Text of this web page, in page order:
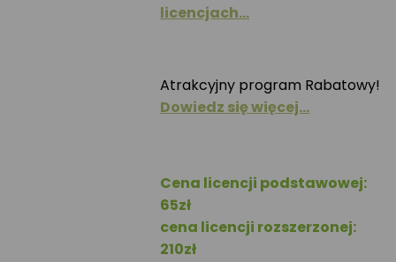
licencjach…
Atrakcyjny program Rabatowy!
Dowiedz się więcej…
Cena licencji podstawowej:
65zł
cena licencji rozszerzonej:
210zł